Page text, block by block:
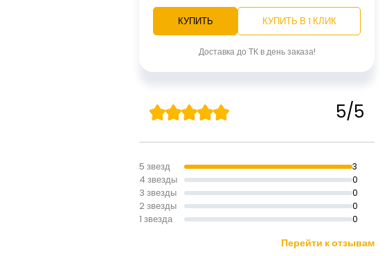
КУПИТЬ КУПИТЬ В 1 КЛИК
Доставка до ТК в день заказа!
5/5
5 звезд 3
4 звезды 0
3 звезды 0
2 звезды 0
1 звезда 0
Перейти к отзывам